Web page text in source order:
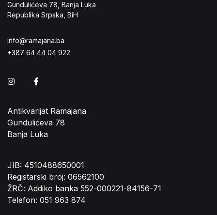
Gundulićeva 78, Banja Luka
Republika Srpska, BiH
info@ramajana.ba
+387 64 44 04 922
Instagram
Antikvarijat Ramajana
Gundulićeva 78
Banja Luka
JIB: 4510488650001
Registarski broj: 06562100
ŽRČ: Addiko banka 552-000221-84156-71
Telefon: 051 963 874